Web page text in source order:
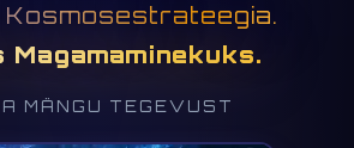
Kosmosestrateegia.
Magamaminekuks.
MÄNGU TEGEVUST